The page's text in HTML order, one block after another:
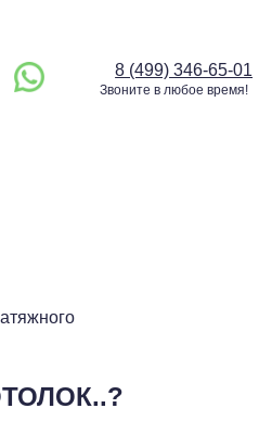
8 (499) 346-65-01
Звоните в любое время!